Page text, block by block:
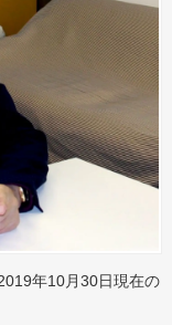
年10月30日現在の